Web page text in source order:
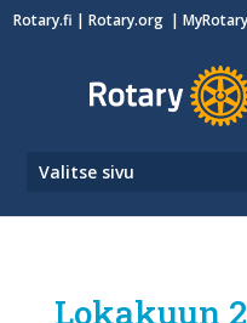
Rotary.fi |Rotary.org |MyRotary
Valitse sivu
Lokakuun